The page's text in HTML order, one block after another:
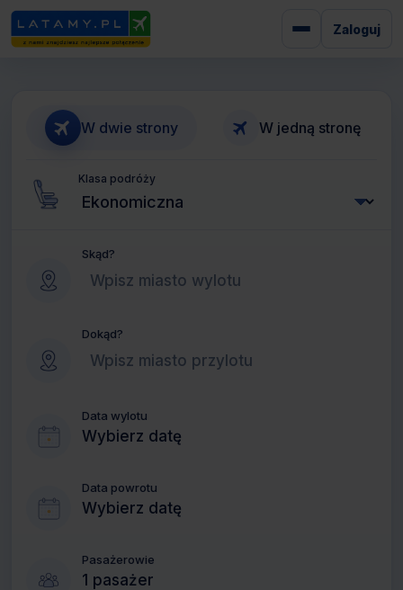
Zaloguj
W dwie strony W jedną stronę
Klasa podróży
Skąd?
Dokąd?
Data wylotu
Wybierz datę
Data powrotu
Wybierz datę
Pasażerowie
1 pasażer